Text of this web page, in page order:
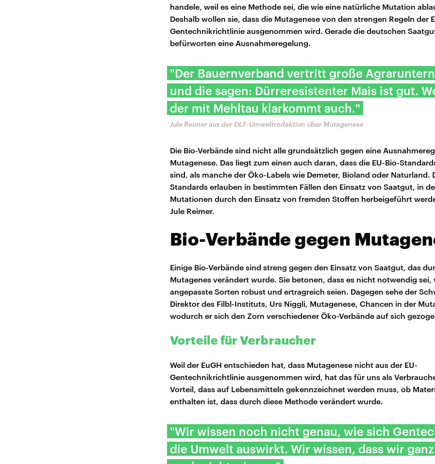
handele, weil es eine Methode sei, die wie eine natürliche Mutation
Deshalb wollen sie, dass die Mutagenese von den strengen Regeln der
Gentechnikrichtlinie ausgenommen wird. Gerade die deutschen
befürworten eine Ausnahmeregelung.
"Der Bauernverband vertritt große
und die sagen: Dürreresistenter Mais ist gut.
der mit Mehltau klarkommt auch."
Jule Reimer aus der DLF-Umweltredaktion über Mutagenese
Die Bio-Verbände sind nicht alle grundsätzlich gegen eine
Mutagenese. Das liegt zum einen auch daran, dass die EU-Bio-
sind, als manche der Öko-Labels wie Demeter, Bioland oder Naturland.
Standards erlauben in bestimmten Fällen den Einsatz von Saatgut, in
Mutationen durch den Einsatz von fremden Stoffen herbeigeführt
Jule Reimer.
Bio-Verbände gegen
Einige Bio-Verbände sind streng gegen den Einsatz von Saatgut, das
Mutagenes verändert wurde. Sie betonen, dass es nicht notwendig sei,
angepasste Sorten robust und ertragreich seien. Dagegen sehe der
Direktor des Filbl-Instituts, Urs Niggli, Mutagenese, Chancen in der
wodurch er sich den Zorn verschiedener Öko-Verbände auf sich
Vorteile für Verbraucher
Weil der EuGH entschieden hat, dass Mutagenese nicht aus der EU-
Gentechnikrichtlinie ausgenommen wird, hat das für uns als
Vorteil, dass auf Lebensmitteln gekennzeichnet werden muss, ob
enthalten ist, dass durch diese Methode verändert wurde.
"Wir wissen noch nicht genau, wie sich
die Umwelt auswirkt. Wir wissen, dass wir